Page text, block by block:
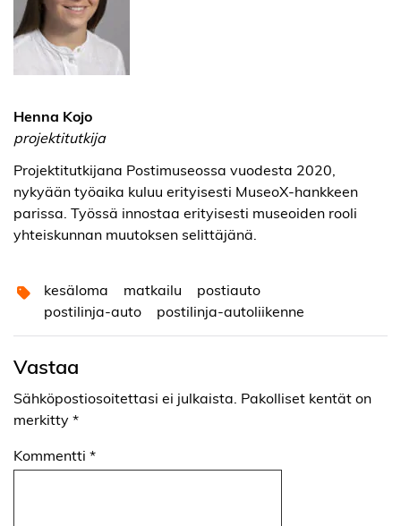
Henna Kojo
projektitutkija
Projektitutkijana Postimuseossa vuodesta 2020,
nykyään työaika kuluu erityisesti MuseoX-hankkeen
parissa. Työssä innostaa erityisesti museoiden rooli
yhteiskunnan muutoksen selittäjänä.
kesäloma matkailu
postiauto
postilinja-auto
postilinja-autoliikenne
Vastaa
Sähköpostiosoitettasi ei julkaista. Pakolliset kentät on
merkitty*
Kommentti *